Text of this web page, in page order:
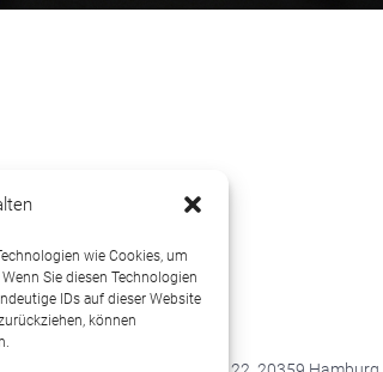
wie Cookies, um
Sie diesen Technologien
IDs auf dieser Website
können